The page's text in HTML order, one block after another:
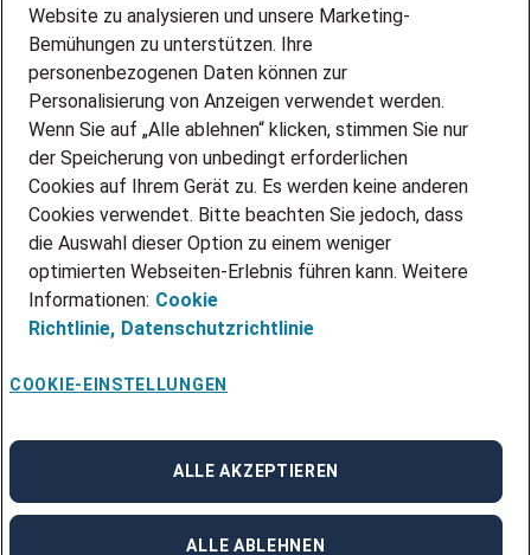
INITIATIV BEWERBEN
ÜBER UNS
STANDORTE
BLOG
PRESSE
KONTAKT
@Adecco 2026
IMPRESSUM
DATENSCHUTZ
NUTZUNGSBEDINGUNGEN
COOKIE-RICHTLINIEN
BESCHWERDESTELLE
linkedinFacebook
Instagram
Website zu analysieren und unsere Marketing-
Bemühungen zu unterstützen. Ihre
personenbezogenen Daten können zur
Personalisierung von Anzeigen verwendet werden.
Wenn Sie auf „Alle ablehnen“ klicken, stimmen Sie nur
der Speicherung von unbedingt erforderlichen
Cookies auf Ihrem Gerät zu. Es werden keine anderen
Cookies verwendet. Bitte beachten Sie jedoch, dass
die Auswahl dieser Option zu einem weniger
optimierten Webseiten-Erlebnis führen kann. Weitere
Informationen: Cookie
Richtlinie, Datenschutzrichtlinie
COOKIE-EINSTELLUNGEN
ALLE ABLEHNEN
ALLE AKZEPTIEREN